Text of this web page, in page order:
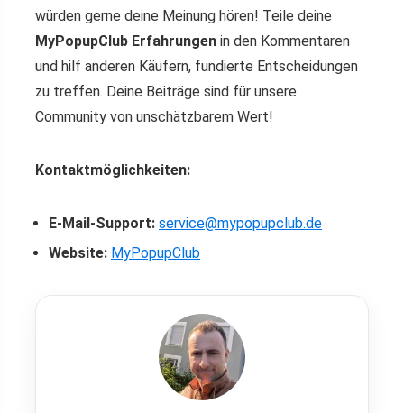
würden gerne deine Meinung hören! Teile deine
MyPopupClub Erfahrungen in den Kommentaren
und hilf anderen Käufern, fundierte Entscheidungen
zu treffen. Deine Beiträge sind für unsere
Community von unschätzbarem Wert!
Kontaktmöglichkeiten:
E-Mail-Support: service@mypopupclub.de
Website: MyPopupClub